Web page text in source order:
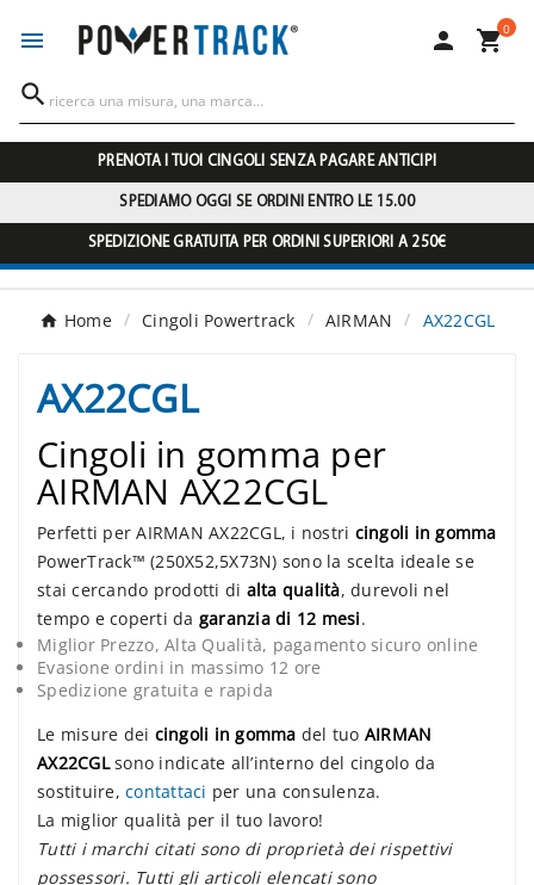
  0

PRENOTA I TUOI CINGOLI SENZA PAGARE ANTICIPI
SPEDIAMO OGGI SE ORDINI ENTRO LE 15.00
SPEDIZIONE GRATUITA PER ORDINI SUPERIORI A 250€
Home Cingoli Powertrack AIRMAN AX22CGL
AX22CGL
Cingoli in gomma per
AIRMAN AX22CGL
Perfetti per AIRMAN AX22CGL, i nostri cingoli in gomma
PowerTrack™ (250X52,5X73N) sono la scelta ideale se
stai cercando prodotti di alta qualità, durevoli nel
tempo e coperti da garanzia di 12 mesi.
Miglior Prezzo, Alta Qualità, pagamento sicuro online
Evasione ordini in massimo 12 ore
Spedizione gratuita e rapida
Le misure dei cingoli in gomma del tuo AIRMAN
AX22CGLsono indicate all’interno del cingolo da
sostituire, contattaci per una consulenza.
La miglior qualità per il tuo lavoro!
Tutti i marchi citati sono di proprietà dei rispettivi
possessori. Tutti gli articoli elencati sono